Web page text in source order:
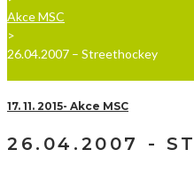
Akce MSC
>
26.04.2007 – Streethockey
17. 11. 2015 Akce MSC
26.04.2007 -